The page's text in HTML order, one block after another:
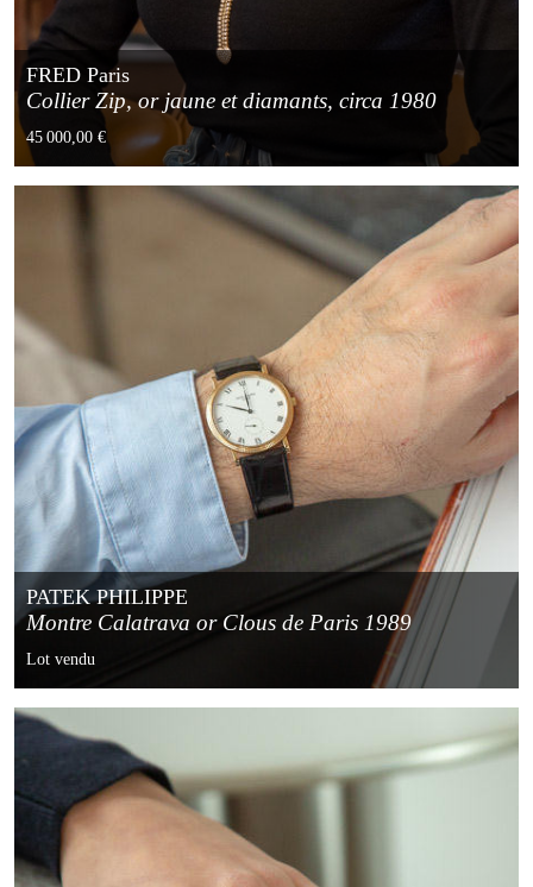
FRED Paris
Collier Zip, or jaune et diamants, circa 1980
45 000,00 €
PATEK PHILIPPE
Montre Calatrava or Clous de Paris 1989
Lot vendu